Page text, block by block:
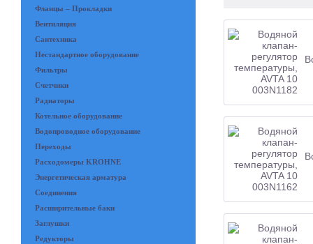
Фланцы – Прокладки
Вентиляция
Сантехника
Нестандартное оборудование
Фильтры
Счетчики
Радиаторы
Котельное оборудование
Водопроводное оборудование
Переходы
Расходомеры KROHNE
Энергетическая арматура
Соединения
Расширительные баки
Заглушки
Редукторы